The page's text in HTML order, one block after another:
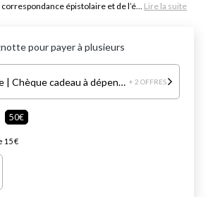
épistolaire et de l’é... Lire la suite
pour payer à plusieurs
Chère Amie | Chèque cadeau à dépenser dans l'établissement + 2 OFFRES
50€
15 €